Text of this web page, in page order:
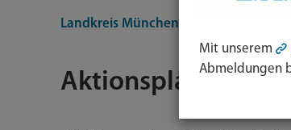
Landkreis München
Aktionsplan UN-BRK
Mit unserem
Abmeldungen